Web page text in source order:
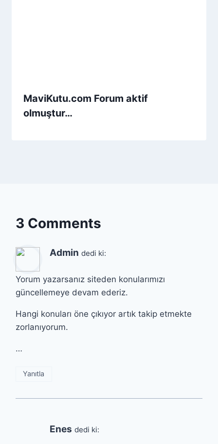
MaviKutu.com Forum aktif
olmuştur…
3 Comments
Admin dedi ki:
Yorum yazarsanız siteden konularımızı
güncellemeye devam ederiz.
Hangi konuları öne çıkıyor artık takip etmekte
zorlanıyorum.
…
Yanıtla
Enes dedi ki: